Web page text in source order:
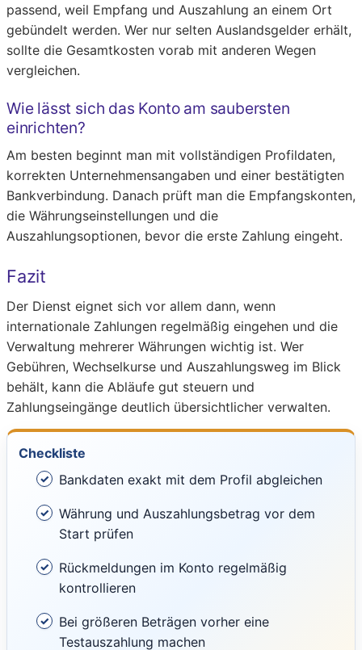
passend, weil Empfang und Auszahlung an einem Ort
gebündelt werden. Wer nur selten Auslandsgelder erhält,
sollte die Gesamtkosten vorab mit anderen Wegen
vergleichen.
Wie lässt sich das Konto am saubersten
einrichten?
Am besten beginnt man mit vollständigen Profildaten,
korrekten Unternehmensangaben und einer bestätigten
Bankverbindung. Danach prüft man die Empfangskonten,
die Währungseinstellungen und die
Auszahlungsoptionen, bevor die erste Zahlung eingeht.
Fazit
Der Dienst eignet sich vor allem dann, wenn
internationale Zahlungen regelmäßig eingehen und die
Verwaltung mehrerer Währungen wichtig ist. Wer
Gebühren, Wechselkurse und Auszahlungsweg im Blick
behält, kann die Abläufe gut steuern und
Zahlungseingänge deutlich übersichtlicher verwalten.
Checkliste
Bankdaten exakt mit dem Profil abgleichen
Währung und Auszahlungsbetrag vor dem
Start prüfen
Rückmeldungen im Konto regelmäßig
kontrollieren
Bei größeren Beträgen vorher eine
Testauszahlung machen